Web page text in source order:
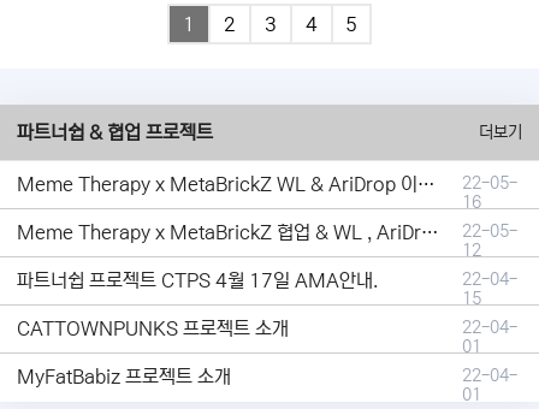
1 2 3 4 5
파트너쉽 & 협업 프로젝트 더보기
Meme Therapy x MetaBrickZ WL & AriDrop 이벤트 결과안내!
22-05-
16
Meme Therapy x MetaBrickZ 협업 & WL , AriDrop 이벤트 안내
22-05-
12
파트너쉽 프로젝트 CTPS 4월 17일 AMA안내.
22-04-
15
CATTOWNPUNKS 프로젝트 소개
22-04-
01
MyFatBabiz 프로젝트 소개
22-04-
01